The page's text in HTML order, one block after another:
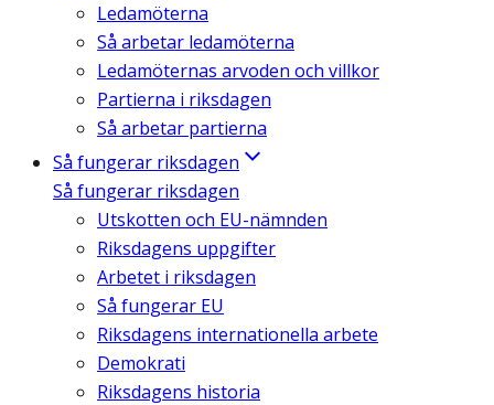
Ledamöterna
Så arbetar ledamöterna
Ledamöternas arvoden och villkor
Partierna i riksdagen
Så arbetar partierna
Så fungerar riksdagen
Så fungerar riksdagen
Utskotten och EU-nämnden
Riksdagens uppgifter
Arbetet i riksdagen
Så fungerar EU
Riksdagens internationella arbete
Demokrati
Riksdagens historia